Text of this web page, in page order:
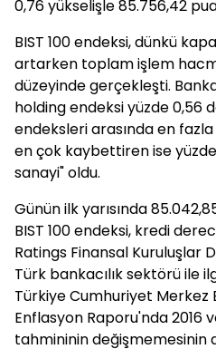
0,76 yükselişle 85.756,42
BIST 100 endeksi, dünkü
artarken toplam işlem
düzeyinde gerçekleşti.
holding endeksi yüzde 0,56
endeksleri arasında en fazla
en çok kaybettiren ise
sanayi" oldu.
Günün ilk yarısında
BIST 100 endeksi, kredi
Ratings Finansal Kuruluşlar
Türk bankacılık sektörü ile
Türkiye Cumhuriyet Merkez
Enflasyon Raporu'nda 2016
tahmininin değişmemesinin